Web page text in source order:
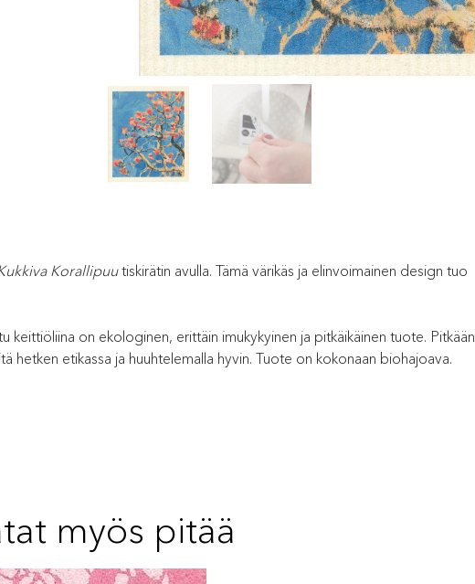
Korallipuutiskirätin avulla. Tämä värikäs ja elinvoimainen design tuo
keittiöliina on ekologinen, erittäin imukykyinen ja pitkäikäinen tuote. Pitkään
hetken etikassa ja huuhtelemalla hyvin. Tuote on kokonaan biohajoava.
myös pitää